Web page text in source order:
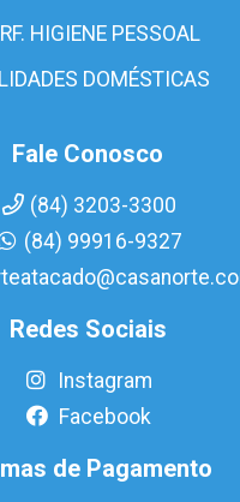
HIGIENE PESSOAL
DOMÉSTICAS
Fale Conosco
(84) 3203-3300
(84) 99916-9327
Redes Sociais
Instagram
Facebook
de Pagamento